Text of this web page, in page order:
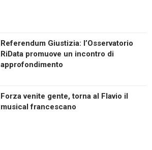
Referendum Giustizia: l’Osservatorio
RiData promuove un incontro di
approfondimento
Forza venite gente, torna al Flavio il
musical francescano